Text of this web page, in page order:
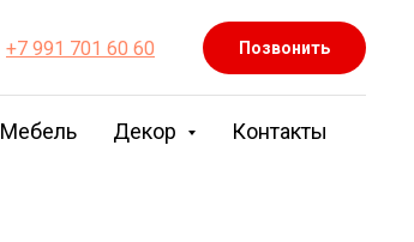
+7 991 701 60 60 Позвонить
Мебель Декор Контакты